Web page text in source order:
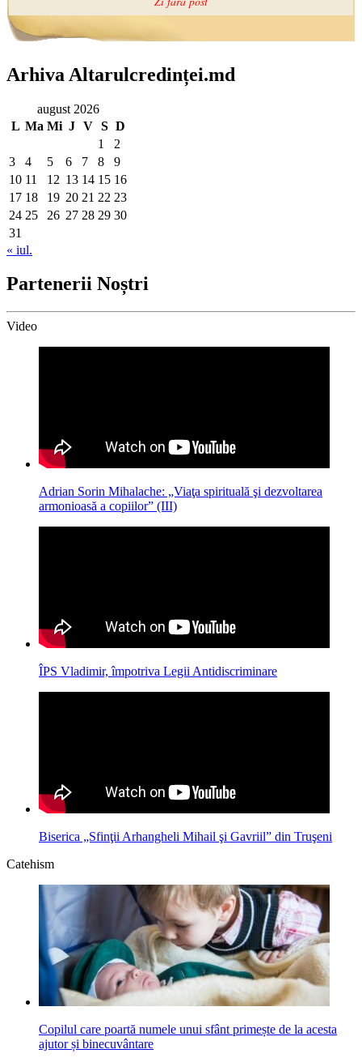
Arhiva Altarulcredinței.md
august 2026
L Ma Mi J V S D
1
2
3
4 5 6 7 8
9
10 11 12 13 14 15 16
17 18 19 20 21 22 23
24 25 26 27 28 29 30
31
« iul.
Partenerii Noștri
Video
Adrian Sorin Mihalache: „Viaţa spirituală şi dezvoltarea
armonioasă a copiilor” (III)
ÎPS Vladimir, împotriva Legii Antidiscriminare
Biserica „Sfinţii Arhangheli Mihail şi Gavriil” din Truşeni
Catehism
Copilul care poartă numele unui sfânt primește de la acesta
ajutor și binecuvântare